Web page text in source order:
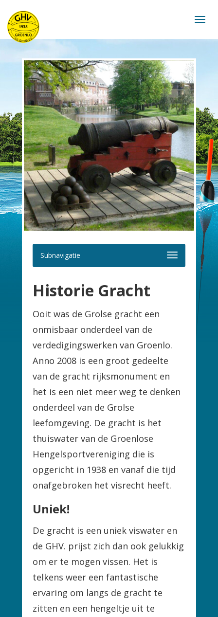
Subnavigatie
Historie Gracht
Ooit was de Grolse gracht een
onmisbaar onderdeel van de
verdedigingswerken van Groenlo.
Anno 2008 is een groot gedeelte
van de gracht rijksmonument en
het is een niet meer weg te denken
onderdeel van de Grolse
leefomgeving. De gracht is het
thuiswater van de Groenlose
Hengelsportvereniging die is
opgericht in 1938 en vanaf die tijd
onafgebroken het visrecht heeft.
Uniek!
De gracht is een uniek viswater en
de GHV. prijst zich dan ook gelukkig
om er te mogen vissen. Het is
telkens weer een fantastische
ervaring om langs de gracht te
zitten en een hengeltje uit te